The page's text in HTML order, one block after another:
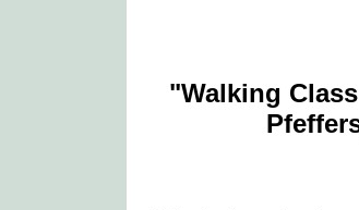
"Walking